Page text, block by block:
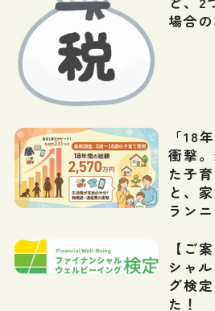
場合
「18
衝撃
た子
と、
ラン
【ご
シャ
グ検
た！